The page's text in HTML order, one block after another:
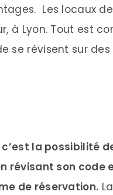
Les locaux
à Lyon. Tout est
se révisent sur
la possibilité
révisant son code
de réservation.